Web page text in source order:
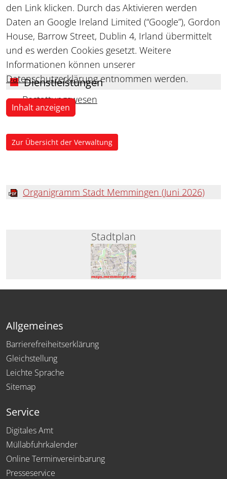
den Link klicken. Durch das Aktivieren werden
Daten an Google Ireland Limited (“Google”), Gordon
House, Barrow Street, Dublin 4, Irland übermittelt
und es werden Cookies gesetzt. Weitere
Informationen können unserer
Datenschutzerklärungentnommen werden.
Inhalt anzeigen
Dienstleistungen
Bestattungswesen
Zur Übersicht der Verwaltung
Organigramm Stadt Memmingen (Juni 2026)
Stadtplan
Allgemeines
Barrierefreiheitserklärung
Gleichstellung
Leichte Sprache
Sitemap
Service
Digitales Amt
Müllabfuhrkalender
Online Terminvereinbarung
Presseservice